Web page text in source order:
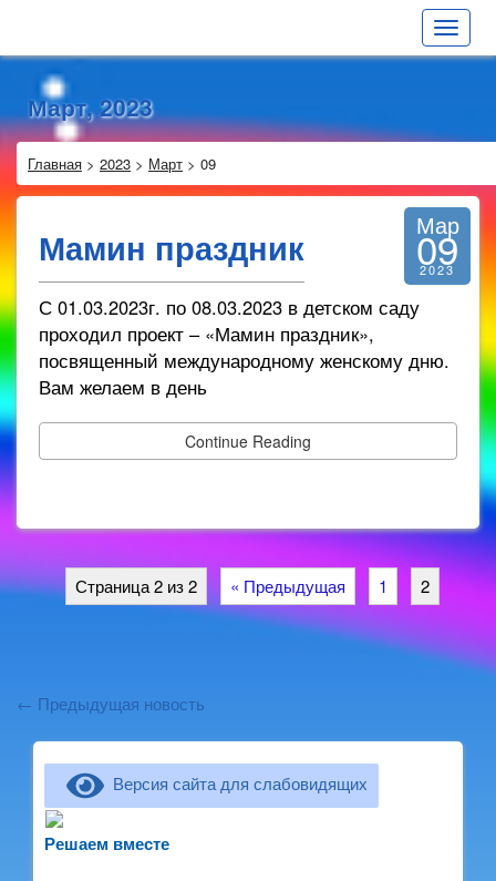
Toggle
Март, 2023
Главная > 2023 > Март > 09
Мамин праздник Мар
09
2023
С 01.03.2023г. по 08.03.2023 в детском саду
проходил проект – «Мамин праздник»,
посвященный международному женскому дню.
Вам желаем в день
Continue Reading
Страница 2 из 2 « Предыдущая 1 2
← Предыдущая новость
Версия сайта для слабовидящих
Решаем вместерассказать о воспитателях? Знаете, как